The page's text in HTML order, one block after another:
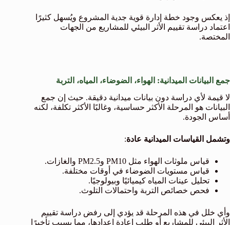
إذ يعكس وجود خطة إدارة قوية جدية المشروع ويُسهل كثيرًا
اعتماد دراسة تقييم الأثر البيئي للمشاريع من الجهات
المختصة.
جمع البيانات الميدانية: الهواء، الضوضاء، المياه، التربة
لا قيمة لأي دراسة دون بيانات ميدانية دقيقة. حيث إن جمع
البيانات هو المرحلة الأكثر حساسية، وغالبًا الأكثر تكلفة، لكنه
أساس الجودة.
وتشمل القياسات الميدانية عادة:
قياس ملوثات الهواء مثل PM10 وPM2.5 والغازات.
قياس مستويات الضوضاء في أوقات مختلفة.
تحليل عينات المياه كيميائيًا وبيولوجيًا.
فحص خصائص التربة واحتمالات التلوث.
وأي خلل في هذه المرحلة قد يؤدي إلى رفض دراسة تقييم
الأثر البيئي للمشاريع أو طلب إعادة إعدادها، مما يسبب تأخيرًا